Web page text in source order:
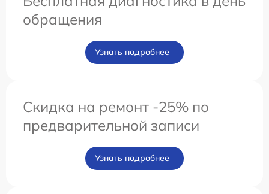
обращения
Узнать подробнее
Скидка на ремонт -25% по
предварительной записи
Узнать подробнее